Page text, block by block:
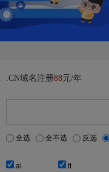
.CN域名注册88元/年
全选 全不选 反选
.ai .tt